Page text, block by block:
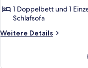
Single
Room
anzeigen
1 Doppelbett und 1
Schlafsofa
Weitere Details
Weitere